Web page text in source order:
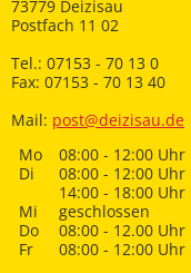
73779 Deizisau
Postfach 11 02
Tel.: 07153 - 70 13 0
Fax: 07153 - 70 13 40
Mail: post@deizisau.de
Mo
08:00 - 12:00 Uhr
Di
08:00 - 12:00 Uhr
14:00 - 18:00 Uhr
Mi
geschlossen
Do
08:00 - 12.00 Uhr
Fr
08:00 - 12:00 Uhr